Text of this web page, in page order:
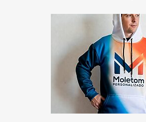
Cadeira de Praia
Personalizada
Cadernos
Caixa de Som
Calculadora